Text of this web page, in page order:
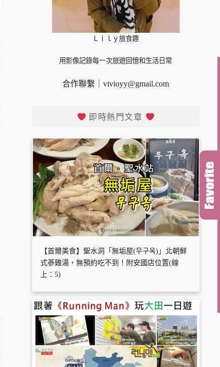
Ｌｉｌｙ旅食趣
用影像記錄每一次旅遊回憶和生活日常
合作聯繫｜vivioyy@gmail.com
即時熱門文章
【首爾美食】聖水洞「無垢屋(무구옥)」北朝鮮
式蔘雞湯，無預約吃不到！附安國店位置(線
上：5)